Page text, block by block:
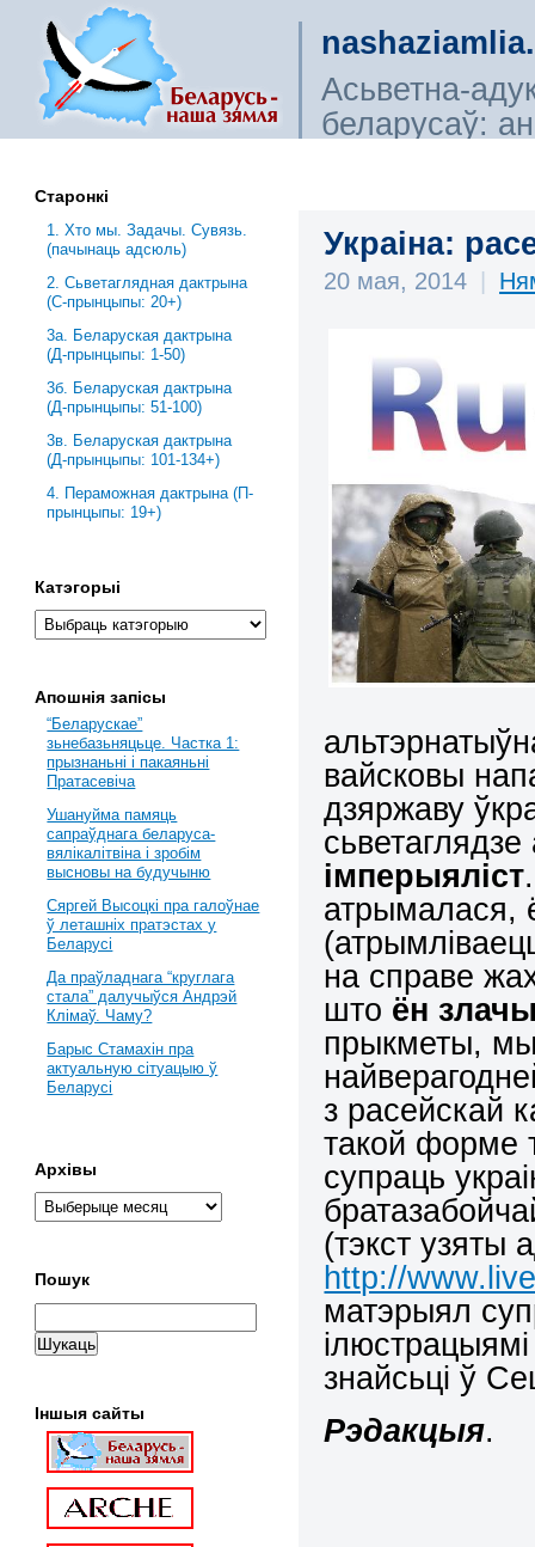
Асьветна-
беларусаў:
Украіна:
20 мая, 2014 |
вайсковы
дзяржаву
імперыяліст
атрымалася,
на справе
што ён
прыкметы, мы
з расейскай
такой форме
супраць
(тэкст узяты
http://
матэрыял
знайсьці ў
Рэдакцыя.
Старонкі
1. Хто мы. Задачы. Сувязь.
(пачынаць адсюль)
2. Сьветаглядная дактрына
(С-прынцыпы: 20+)
3a. Беларуская дактрына
(Д-прынцыпы: 1-50)
3б. Беларуская дактрына
(Д-прынцыпы: 51-100)
3в. Беларуская дактрына
(Д-прынцыпы: 101-134+)
4. Пераможная дактрына (П-
прынцыпы: 19+)
Катэгорыі
Апошнія запісы
“Беларускае”
зьнебазьняцьце. Частка 1:
прызнаньні і пакаяньні
Пратасевіча
Ушануйма памяць
сапраўднага беларуса-
вялікалітвіна і зробім
высновы на будучыню
Сяргей Высоцкі пра галоўнае
ў леташніх пратэстах у
Беларусі
Да праўладнага “круглага
стала” далучыўся Андрэй
Клімаў. Чаму?
Барыс Стамахін пра
актуальную сітуацыю ў
Беларусі
Архівы
Пошук
Іншыя сайты